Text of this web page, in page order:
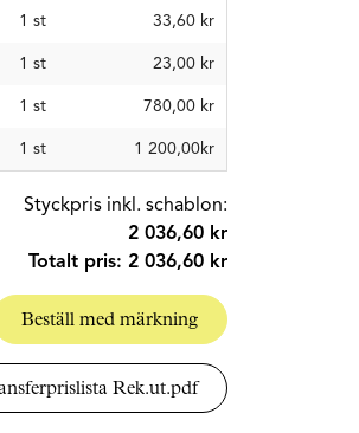
1 st 33,60 kr
1 st 23,00 kr
1 st 780,00 kr
1 st 1 200,00kr
Styckpris inkl. schablon:
2 036,60 kr
Totalt pris: 2 036,60 kr
Beställ med märkning
Rek.ut.pdf